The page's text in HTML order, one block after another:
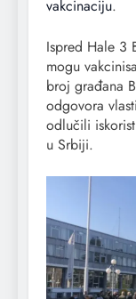
vakcinaciju.
Ispred Hale 3
mogu
broj građana
odgovora
odlučili
u Srbiji.